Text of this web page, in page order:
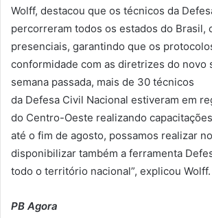
Wolff, destacou que os técnicos da
percorreram todos os estados do Brasil,
presenciais, garantindo que os
conformidade com as diretrizes do novo
semana passada, mais de 30 técnicos
da Defesa Civil Nacional estiveram em
do Centro-Oeste realizando
até o fim de agosto, possamos realizar
disponibilizar também a ferramenta
todo o território nacional”, explicou Wolff.
PB Agora